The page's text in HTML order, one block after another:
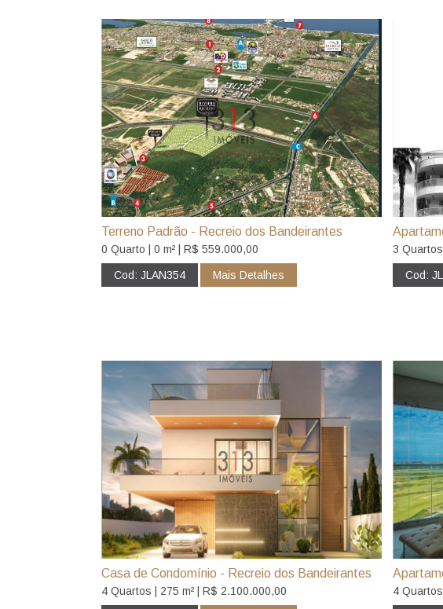
Terreno Padrão - Recreio dos Bandeirantes
0 Quarto | 0 m² | R$ 559.000,00
Cod: JLAN354 Mais Detalhes
3
Cod:
Casa de Condomínio - Recreio dos Bandeirantes
4 Quartos | 275 m² | R$ 2.100.000,00 4